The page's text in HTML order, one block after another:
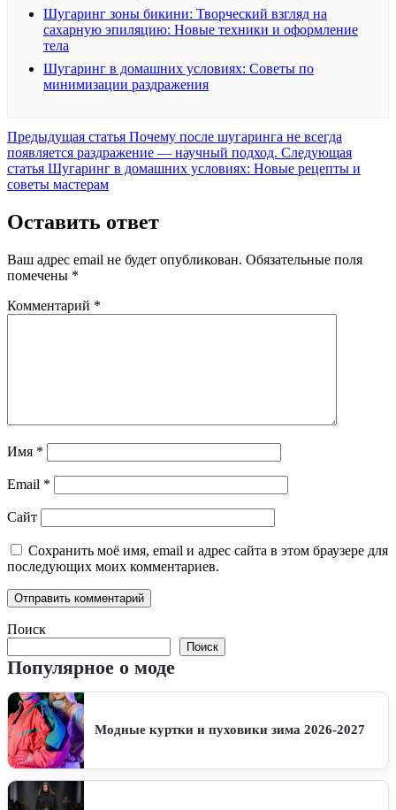
Шугаринг зоны бикини: Творческий взгляд на
сахарную эпиляцию: Новые техники и оформление
тела
Шугаринг в домашних условиях: Советы по
минимизации раздражения
Предыдущая статья Предыдущая
запись:
Почему после шугаринга не всегда
появляется раздражение — научный подход. Следующая
статья Следующая
запись:
Шугаринг в домашних условиях: Новые рецепты и
советы мастерам
Оставить ответ
Ваш адрес email не будет опубликован. Обязательные поля
помечены *
Комментарий *
Имя *
Email *
Сайт
Сохранить моё имя, email и адрес сайта в этом браузере для
последующих моих комментариев.
Поиск
Поиск
Популярное о моде
Модные куртки и пуховики зима 2026-2027